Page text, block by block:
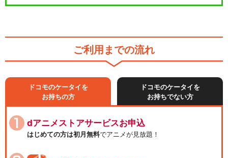
ご利用までの流れ
ドコモのケータイを
お持ちの方
ドコモのケータイを
お持ちでない方
dアニメストアサービスお申込
はじめての方は初月無料でアニメが見放題！